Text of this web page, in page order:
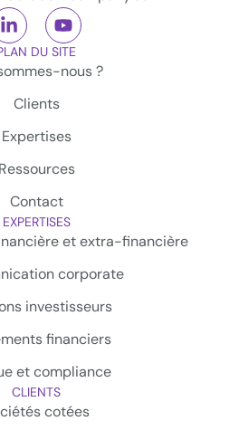
DU SITE
nous ?
Clients
Expertises
Ressources
Contact
EXPERTISES
et extra-financière
corporate
investisseurs
financiers
et compliance
CLIENTS
cotées